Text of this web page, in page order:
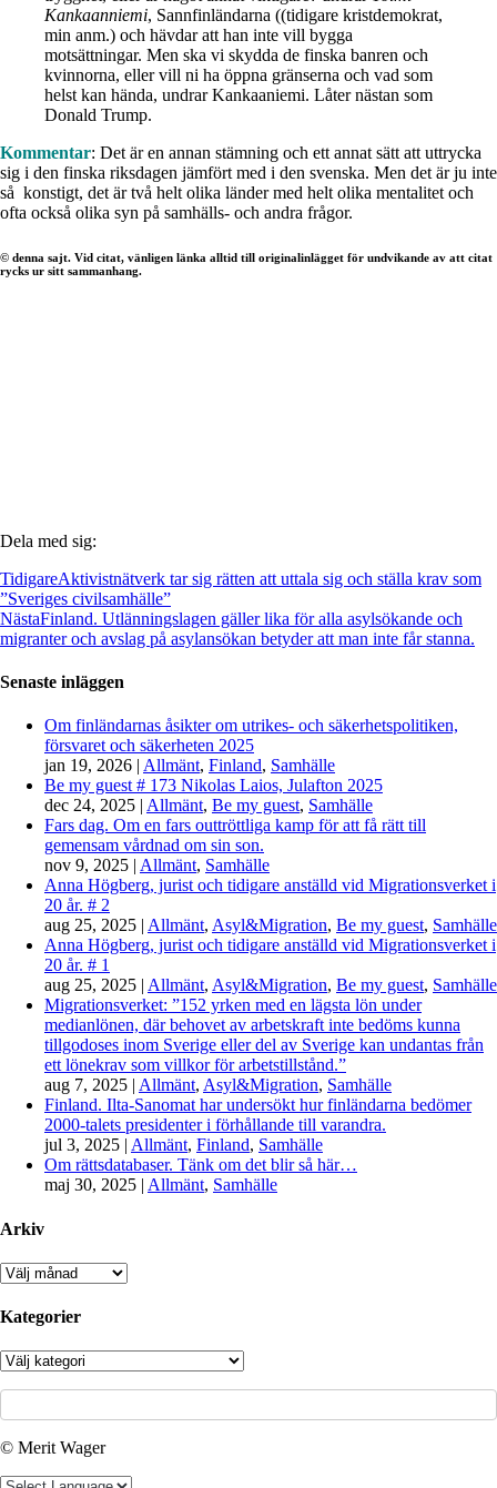
Kankaanniemi, Sannfinländarna ((tidigare kristdemokrat,
min anm.) och hävdar att han inte vill bygga
motsättningar. Men ska vi skydda de finska banren och
kvinnorna, eller vill ni ha öppna gränserna och vad som
helst kan hända, undrar Kankaaniemi. Låter nästan som
Donald Trump.
Kommentar: Det är en annan stämning och ett annat sätt att uttrycka
sig i den finska riksdagen jämfört med i den svenska. Men det är ju inte
så konstigt, det är två helt olika länder med helt olika mentalitet och
ofta också olika syn på samhälls- och andra frågor.
© denna sajt. Vid citat, vänligen länka alltid till originalinlägget för undvikande av att citat
rycks ur sitt sammanhang.
Dela med sig:
TidigareAktivistnätverk tar sig rätten att uttala sig och ställa krav som
”Sveriges civilsamhälle”
NästaFinland. Utlänningslagen gäller lika för alla asylsökande och
migranter och avslag på asylansökan betyder att man inte får stanna.
Senaste inläggen
Om finländarnas åsikter om utrikes- och säkerhetspolitiken,
försvaret och säkerheten 2025
jan 19, 2026 | Allmänt, Finland, Samhälle
Be my guest # 173 Nikolas Laios, Julafton 2025
dec 24, 2025 | Allmänt, Be my guest, Samhälle
Fars dag. Om en fars outtröttliga kamp för att få rätt till
gemensam vårdnad om sin son.
nov 9, 2025 | Allmänt, Samhälle
Anna Högberg, jurist och tidigare anställd vid Migrationsverket i
20 år. # 2
aug 25, 2025 | Allmänt, Asyl&Migration, Be my guest, Samhälle
Anna Högberg, jurist och tidigare anställd vid Migrationsverket i
20 år. # 1
aug 25, 2025 | Allmänt, Asyl&Migration, Be my guest, Samhälle
Migrationsverket: ”152 yrken med en lägsta lön under
medianlönen, där behovet av arbetskraft inte bedöms kunna
tillgodoses inom Sverige eller del av Sverige kan undantas från
ett lönekrav som villkor för arbetstillstånd.”
aug 7, 2025 | Allmänt, Asyl&Migration, Samhälle
Finland. Ilta-Sanomat har undersökt hur finländarna bedömer
2000-talets presidenter i förhållande till varandra.
jul 3, 2025 | Allmänt, Finland, Samhälle
Om rättsdatabaser. Tänk om det blir så här…
maj 30, 2025 | Allmänt, Samhälle
Arkiv
Arkiv
Kategorier
Kategorier
© Merit Wager